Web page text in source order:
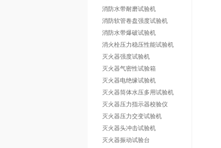
消防水带耐磨试验机
消防软管卷盘强度试验机
消防水带爆破试验机
消火栓压力稳压性能试验机
灭火器强度试验机
灭火器气密性试验箱
灭火器电绝缘试验机
灭火器筒体水压多用试验机
灭火器压力指示器校验仪
灭火器压力交变试验机
灭火器头冲击试验机
灭火器振动试验台